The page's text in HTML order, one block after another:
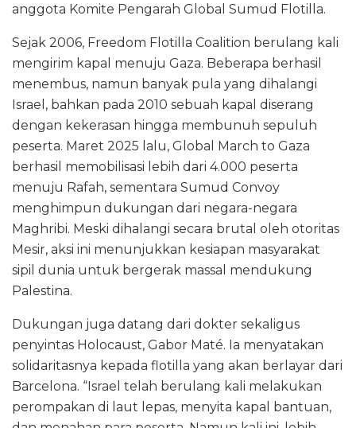
anggota Komite Pengarah Global Sumud Flotilla.
Sejak 2006, Freedom Flotilla Coalition berulang kali
mengirim kapal menuju Gaza. Beberapa berhasil
menembus, namun banyak pula yang dihalangi
Israel, bahkan pada 2010 sebuah kapal diserang
dengan kekerasan hingga membunuh sepuluh
peserta. Maret 2025 lalu, Global March to Gaza
berhasil memobilisasi lebih dari 4.000 peserta
menuju Rafah, sementara Sumud Convoy
menghimpun dukungan dari negara-negara
Maghribi. Meski dihalangi secara brutal oleh otoritas
Mesir, aksi ini menunjukkan kesiapan masyarakat
sipil dunia untuk bergerak massal mendukung
Palestina.
Dukungan juga datang dari dokter sekaligus
penyintas Holocaust, Gabor Maté. Ia menyatakan
solidaritasnya kepada flotilla yang akan berlayar dari
Barcelona. “Israel telah berulang kali melakukan
perompakan di laut lepas, menyita kapal bantuan,